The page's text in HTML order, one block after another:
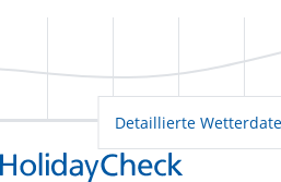
Detaillierte